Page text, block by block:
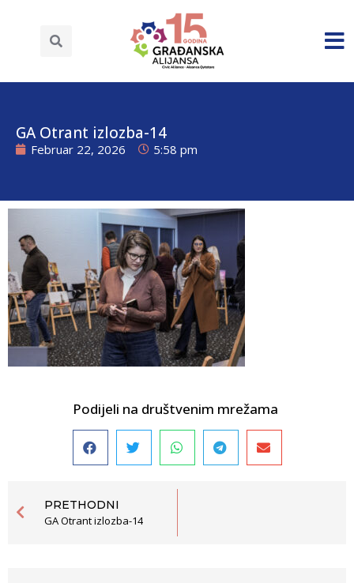
GA Otrant izlozba-14
Februar 22, 2026 5:58 pm
Podijeli na društvenim mrežama
PRETHODNI
GA Otrant izlozba-14